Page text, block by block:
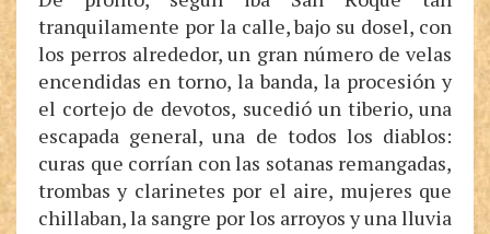
tranquilamente por la calle, bajo su dosel, con
los perros alrededor, un gran número de velas
encendidas en torno, la banda, la procesión y
el cortejo de devotos, sucedió un tiberio, una
escapada general, una de todos los diablos:
curas que corrían con las sotanas remangadas,
trombas y clarinetes por el aire, mujeres que
chillaban, la sangre por los arroyos y una lluvia